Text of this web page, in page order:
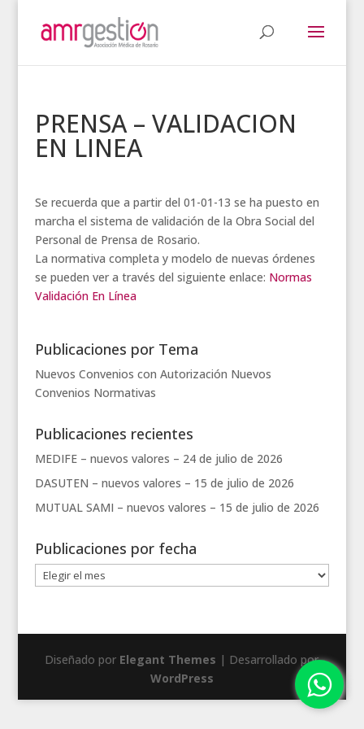
PRENSA – VALIDACION
EN LINEA
Se recuerda que a partir del 01-01-13 se ha puesto en
marcha el sistema de validación de la Obra Social del
Personal de Prensa de Rosario.
La normativa completa y modelo de nuevas órdenes
se pueden ver a través del siguiente enlace: Normas
Validación En Línea
Publicaciones por Tema
Nuevos Convenios con Autorización Nuevos
Convenios Normativas
Publicaciones recientes
MEDIFE – nuevos valores – 24 de julio de 2026
DASUTEN – nuevos valores – 15 de julio de 2026
MUTUAL SAMI – nuevos valores – 15 de julio de 2026
Publicaciones por fecha
Publicaciones
por
Diseñado por Elegant Themes | Desarrollado por
WordPress